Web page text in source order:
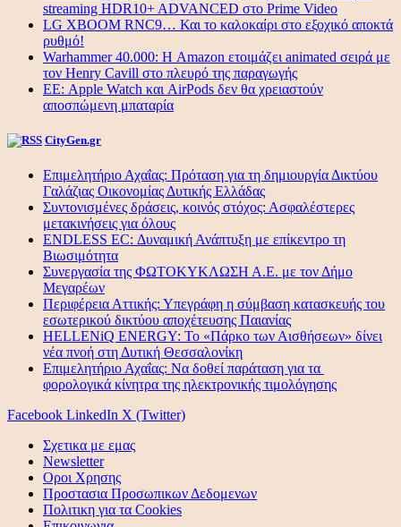
streaming HDR10+ ADVANCED στο Prime Video
LG XBOOM RNC9… Και το καλοκαίρι στο εξοχικό αποκτά
ρυθμό!
Warhammer 40.000: Η Amazon ετοιμάζει animated σειρά με
τον Henry Cavill στο πλευρό της παραγωγής
ΕΕ: Apple Watch και AirPods δεν θα χρειαστούν
αποσπώμενη μπαταρία
CityGen.gr
Επιμελητήριο Αχαΐας: Πρόταση για τη δημιουργία Δικτύου
Γαλάζιας Οικονομίας Δυτικής Ελλάδας
Συντονισμένες δράσεις, κοινός στόχος: Ασφαλέστερες
μετακινήσεις για όλους
ENDLESS EC: Δυναμική Ανάπτυξη με επίκεντρο τη
Βιωσιμότητα
Συνεργασία της ΦΩΤΟΚΥΚΛΩΣΗ Α.Ε. με τον Δήμο
Μεγαρέων
Περιφέρεια Αττικής: Υπεγράφη η σύμβαση κατασκευής του
εσωτερικού δικτύου αποχέτευσης Παιανίας
HELLENiQ ENERGY: Το «Πάρκο των Αισθήσεων» δίνει
νέα πνοή στη Δυτική Θεσσαλονίκη
Επιμελητήριο Αχαΐας: Να δοθεί παράταση για τα
φορολογικά κίνητρα της ηλεκτρονικής τιμολόγησης
Facebook LinkedIn X (Twitter)
Σχετικα με εμας
Newsletter
Οροι Χρησης
Προστασια Προσωπικων Δεδομενων
Πολιτικη για τα Cookies